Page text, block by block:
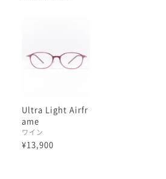
Ultra Light Airfr
ame
ワイン
¥13,900